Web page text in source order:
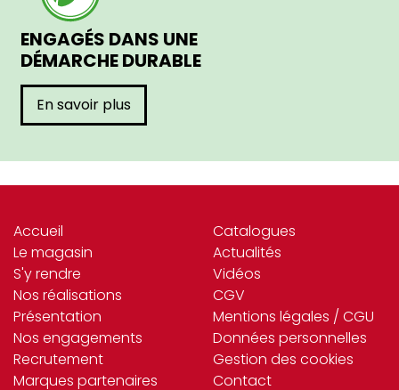
ENGAGÉS DANS UNE
DÉMARCHE DURABLE
En savoir plus
Accueil
Le magasin
S'y rendre
Nos réalisations
Présentation
Nos engagements
Recrutement
Marques partenaires
Catalogues
Actualités
Vidéos
CGV
Mentions légales / CGU
Données personnelles
Gestion des cookies
Contact